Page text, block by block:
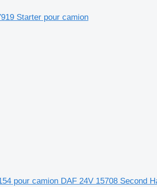
Starter pour camion
pour camion DAF 24V 15708 Second